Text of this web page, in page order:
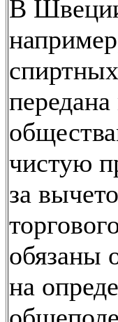
В
чистую
за
обязаны
на